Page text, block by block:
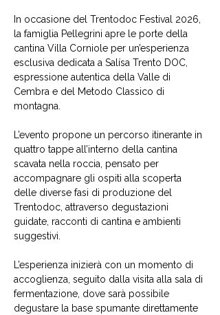
In occasione del Trentodoc Festival 2026,
la famiglia Pellegrini apre le porte della
cantina Villa Corniole per un’esperienza
esclusiva dedicata a Salísa Trento DOC,
espressione autentica della Valle di
Cembra e del Metodo Classico di
montagna.
L’evento propone un percorso itinerante in
quattro tappe all’interno della cantina
scavata nella roccia, pensato per
accompagnare gli ospiti alla scoperta
delle diverse fasi di produzione del
Trentodoc, attraverso degustazioni
guidate, racconti di cantina e ambienti
suggestivi.
L’esperienza inizierà con un momento di
accoglienza, seguito dalla visita alla sala di
fermentazione, dove sarà possibile
degustare la base spumante direttamente